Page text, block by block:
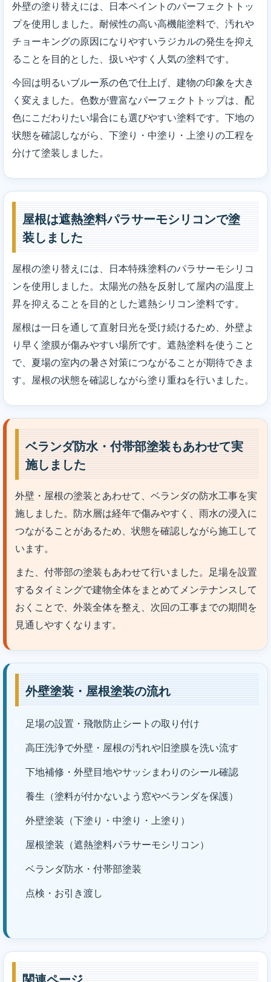
外壁の塗り替えには、日本ペイントのパーフェクトトッ
プを使用しました。耐候性の高い高機能塗料で、汚れや
チョーキングの原因になりやすいラジカルの発生を抑え
ることを目的とした、扱いやすく人気の塗料です。
今回は明るいブルー系の色で仕上げ、建物の印象を大き
く変えました。色数が豊富なパーフェクトトップは、配
色にこだわりたい場合にも選びやすい塗料です。下地の
状態を確認しながら、下塗り・中塗り・上塗りの工程を
分けて塗装しました。
屋根は遮熱塗料パラサーモシリコンで塗
装しました
屋根の塗り替えには、日本特殊塗料のパラサーモシリコ
ンを使用しました。太陽光の熱を反射して屋内の温度上
昇を抑えることを目的とした遮熱シリコン塗料です。
屋根は一日を通して直射日光を受け続けるため、外壁よ
り早く塗膜が傷みやすい場所です。遮熱塗料を使うこと
で、夏場の室内の暑さ対策につながることが期待できま
す。屋根の状態を確認しながら塗り重ねを行いました。
ベランダ防水・付帯部塗装もあわせて実
施しました
外壁・屋根の塗装とあわせて、ベランダの防水工事を実
施しました。防水層は経年で傷みやすく、雨水の浸入に
つながることがあるため、状態を確認しながら施工して
います。
また、付帯部の塗装もあわせて行いました。足場を設置
するタイミングで建物全体をまとめてメンテナンスして
おくことで、外装全体を整え、次回の工事までの期間を
見通しやすくなります。
外壁塗装・屋根塗装の流れ
足場の設置・飛散防止シートの取り付け
高圧洗浄で外壁・屋根の汚れや旧塗膜を洗い流す
下地補修・外壁目地やサッシまわりのシール確認
養生（塗料が付かないよう窓やベランダを保護）
外壁塗装（下塗り・中塗り・上塗り）
屋根塗装（遮熱塗料パラサーモシリコン）
ベランダ防水・付帯部塗装
点検・お引き渡し